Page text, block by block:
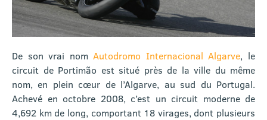
De son vrai nomAutodromo Internacional Algarve, le
circuit de Portimão est situé près de la ville du même
nom, en plein cœur de l’Algarve, au sud du Portugal.
Achevé en octobre 2008, c’est un circuit moderne de
4,692 km de long, comportant 18 virages, dont plusieurs